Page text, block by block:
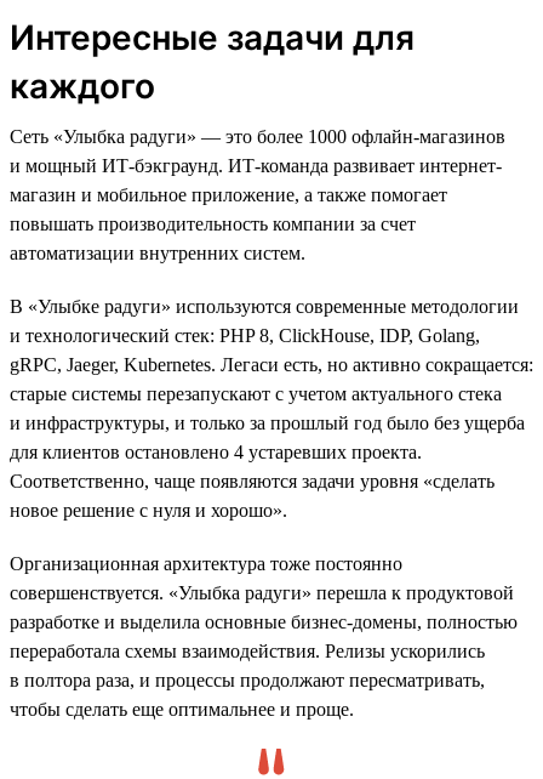
Интересные задачи для
каждого
Сеть «Улыбка радуги» — это более 1000 офлайн-магазинов
и мощный ИТ-бэкграунд. ИТ-команда развивает интернет-
магазин и мобильное приложение, а также помогает
повышать производительность компании за счет
автоматизации внутренних систем.
В «Улыбке радуги» используются современные методологии
и технологический стек: PHP 8, ClickHouse, IDP, Golang,
gRPC, Jaeger, Kubernetes. Легаси есть, но активно сокращается:
старые системы перезапускают с учетом актуального стека
и инфраструктуры, и только за прошлый год было без ущерба
для клиентов остановлено 4 устаревших проекта.
Соответственно, чаще появляются задачи уровня «сделать
новое решение с нуля и хорошо».
Организационная архитектура тоже постоянно
совершенствуется. «Улыбка радуги» перешла к продуктовой
разработке и выделила основные бизнес-домены, полностью
переработала схемы взаимодействия. Релизы ускорились
в полтора раза, и процессы продолжают пересматривать,
чтобы сделать еще оптимальнее и проще.